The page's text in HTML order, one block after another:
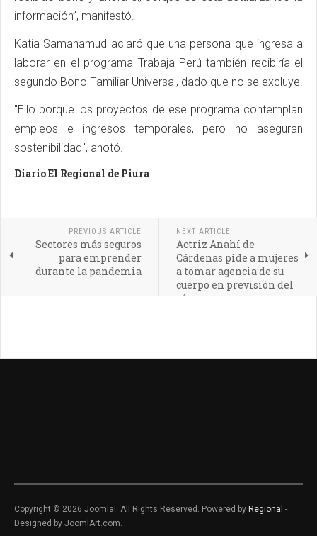
información”, manifestó.
Katia Samanamud aclaró que una persona que ingresa a
laborar en el programa Trabaja Perú también recibiría el
segundo Bono Familiar Universal, dado que no se excluye.
"Ello porque los proyectos de ese programa contemplan
empleos e ingresos temporales, pero no aseguran
sostenibilidad", anotó.
Diario El Regional de Piura
PREVIOUS ARTICLE
Sectores más seguros
para emprender
durante la pandemia
NEXT ARTICLE
Actriz Anahí de
Cárdenas pide a mujeres
a tomar agencia de su
cuerpo en previsión del
cáncer
Copyright © 2026 Joomla!. All Rights Reserved. Powered by Regional -
Designed by JoomlArt.com.